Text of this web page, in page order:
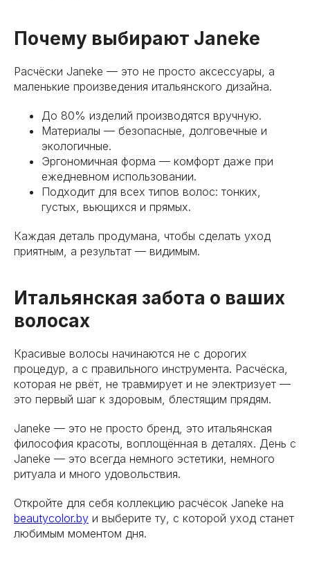
Почему выбирают Janeke
Расчёски Janeke — это не просто аксессуары, а
маленькие произведения итальянского дизайна.
До 80% изделий производятся вручную.
Материалы — безопасные, долговечные и
экологичные.
Эргономичная форма — комфорт даже при
ежедневном использовании.
Подходит для всех типов волос: тонких,
густых, вьющихся и прямых.
Каждая деталь продумана, чтобы сделать уход
приятным, а результат — видимым.
Итальянская забота о ваших
волосах
Красивые волосы начинаются не с дорогих
процедур, а с правильного инструмента. Расчёска,
которая не рвёт, не травмирует и не электризует —
это первый шаг к здоровым, блестящим прядям.
Janeke — это не просто бренд, это итальянская
философия красоты, воплощённая в деталях. День с
Janeke — это всегда немного эстетики, немного
ритуала и много удовольствия.
Откройте для себя коллекцию расчёсок Janeke на
beautycolor.by и выберите ту, с которой уход станет
любимым моментом дня.